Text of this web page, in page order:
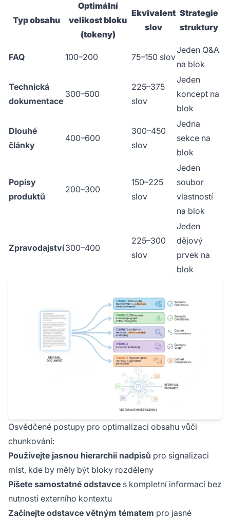
Typ obsahu
Optimální
velikost bloku
(tokeny)
Ekvivalent
slov
Strategie
struktury
FAQ 100–200 75–150 slov
Jeden Q&A
na blok
Technická
dokumentace
300–500
225–375
slov
Jeden
koncept na
blok
Dlouhé
články
400–600
300–450
slov
Jedna
sekce na
blok
Popisy
produktů
200–300
150–225
slov
Jeden
soubor
vlastností
na blok
Zpravodajství300–400
225–300
slov
Jeden
dějový
prvek na
blok
Osvědčené postupy pro optimalizaci obsahu vůči
chunkování:
Používejte jasnou hierarchii nadpisů pro signalizaci
míst, kde by měly být bloky rozděleny
Píšete samostatné odstavce s kompletní informací bez
nutnosti externího kontextu
Začínejte odstavce větným tématem pro jasné